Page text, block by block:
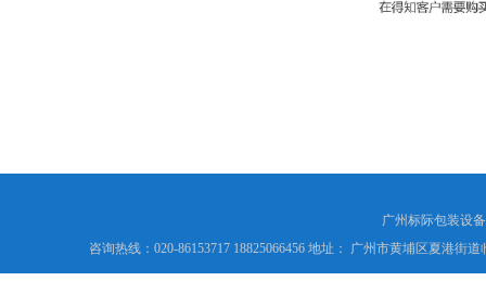
广州标际包装设
咨询热线：020-86153717 18825066456 地址： 广州市黄埔区夏港街